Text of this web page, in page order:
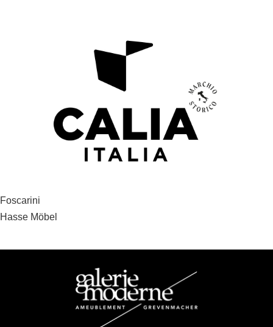
Beitragsnavigation
Foscarini
Hasse Möbel